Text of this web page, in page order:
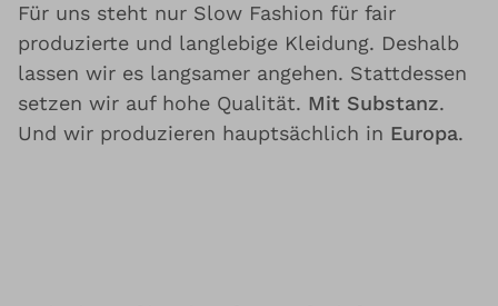
Für uns steht nur Slow Fashion für fair
produzierte und langlebige Kleidung. Deshalb
lassen wir es langsamer angehen. Stattdessen
setzen wir auf hohe Qualität. Mit Substanz.
Und wir produzieren hauptsächlich in Europa.